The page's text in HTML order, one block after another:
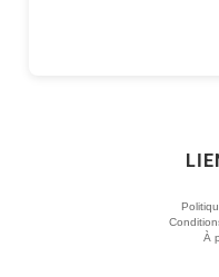
À